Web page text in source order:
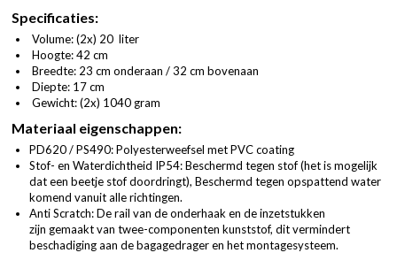
Specificaties:
Volume: (2x) 20 liter
Hoogte: 42 cm
Breedte: 23 cm onderaan / 32 cm bovenaan
Diepte: 17 cm
Gewicht: (2x) 1040 gram
Materiaal eigenschappen:
PD620 / PS490: Polyesterweefsel met PVC coating
Stof- en Waterdichtheid IP54: Beschermd tegen stof (het is mogelijk
dat een beetje stof doordringt), Beschermd tegen opspattend water
komend vanuit alle richtingen.
Anti Scratch: De rail van de onderhaak en de inzetstukken
zijn gemaakt van twee-componenten kunststof, dit vermindert
beschadiging aan de bagagedrager en het montagesysteem.